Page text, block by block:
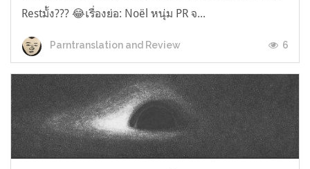
Restมั้ง??? 😂เรื่องย่อ: Noël หนุ่ม PR จ...
Parntranslation and Review 6